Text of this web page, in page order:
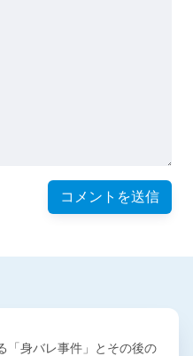
「身バレ事件」とその後の